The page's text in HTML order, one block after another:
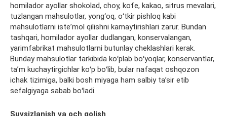
homilador ayollar shokolad, choy, kofe, kakao, sitrus mevalari,
tuzlangan mahsulotlar, yongʻoq, oʻtkir pishloq kabi
mahsulotlarni isteʼmol qilishni kamaytirishlari zarur. Bundan
tashqari, homilador ayollar dudlangan, konservalangan,
yarimfabrikat mahsulotlarni butunlay cheklashlari kerak.
Bundaymahsulotlar tarkibida koʻplab boʻyoqlar, konservantlar,
taʼm kuchaytirgichlar koʻp boʻlib, bular nafaqat oshqozon
ichak tizimiga, balki bosh miyaga ham salbiy taʼsir etib
sefalgiyaga sabab boʻladi.
Suvsizlanish va och qolish